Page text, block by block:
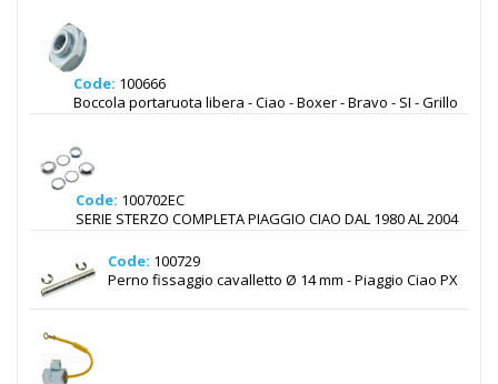
Code: 100666
Boccola portaruota libera - Ciao - Boxer - Bravo - SI - Grillo
Code: 100702EC
SERIE STERZO COMPLETA PIAGGIO CIAO DAL 1980 AL 2004
Code: 100729
Perno fissaggio cavalletto Ø 14 mm - Piaggio Ciao PX